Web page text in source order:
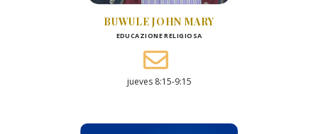
BUWULE JOHN MARY
EDUCAZIONE RELIGIOSA
jueves 8:15-9:15